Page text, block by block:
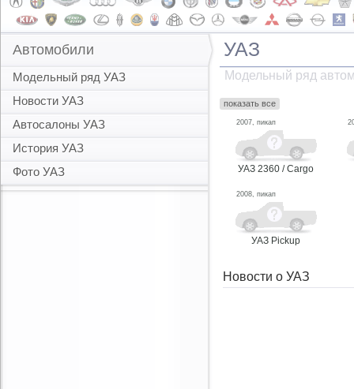
Автомобили
Модельный ряд УАЗ
Новости УАЗ
Автосалоны УАЗ
История УАЗ
Фото УАЗ
УАЗ
Модельный ряд
показать все
2007, пикап
УАЗ 2360 / Cargo
2008, пикап
УАЗ Pickup
Новости о УАЗ